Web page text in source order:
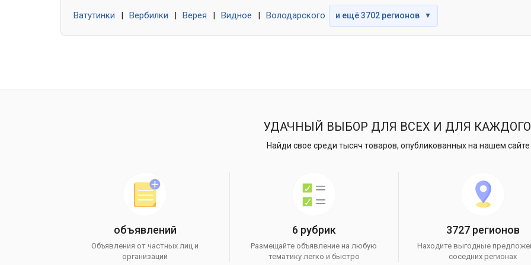
Ватутинки Вербилки Верея Видное Володарского и ещё 3702 регионов ▼
УДАЧНЫЙ ВЫБОР ДЛЯ ВСЕХ И ДЛЯ
Найди свое среди тысяч товаров, опубликованных на нашем сайте
объявлений
Объявления от частных лиц и
организаций
6 рубрик
Размещайте объявление на любую
тематику легко и быстро
3727 регионов
Находите выгодные
соседних регионах